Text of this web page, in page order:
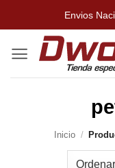
contenido
Envios
Inicio /